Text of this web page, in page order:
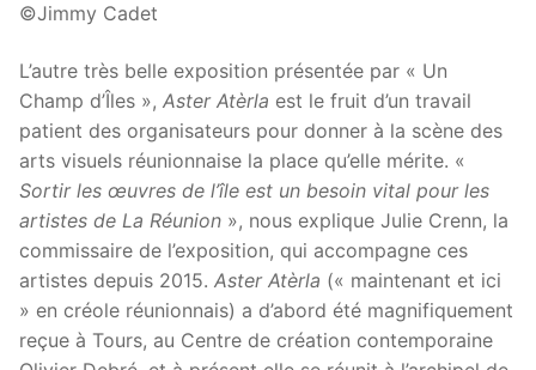
©Jimmy Cadet
L’autre très belle exposition présentée par « Un
Champ d’Îles », Aster Atèrla est le fruit d’un travail
patient des organisateurs pour donner à la scène des
arts visuels réunionnaise la place qu’elle mérite. «
Sortir les œuvres de l’île est un besoin vital pour les
artistes de La Réunion », nous explique Julie Crenn, la
commissaire de l’exposition, qui accompagne ces
artistes depuis 2015. Aster Atèrla (« maintenant et ici
» en créole réunionnais) a d’abord été magnifiquement
reçue à Tours, au Centre de création contemporaine